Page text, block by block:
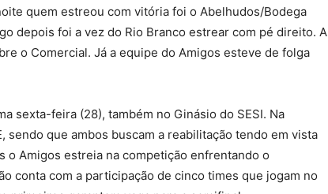
quem estreou com vitória foi o Abelhudos/Bodega
depois foi a vez do Rio Branco estrear com pé direito. A
o Comercial. Já a equipe do Amigos esteve de folga
sexta-feira (28), também no Ginásio do SESI. Na
sendo que ambos buscam a reabilitação tendo em vista
o Amigos estreia na competição enfrentando o
conta com a participação de cinco times que jogam no